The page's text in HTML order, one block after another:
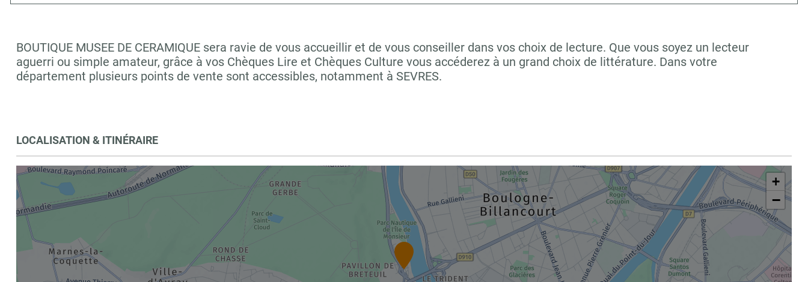
BOUTIQUE MUSEE DE CERAMIQUE sera ravie de vous accueillir et de vous conseiller dans vos choix de lecture. Que vous soyez un lecteur
aguerri ou simple amateur, grâce à vos Chèques Lire et Chèques Culture vous accéderez à un grand choix de littérature. Dans votre
département plusieurs points de vente sont accessibles, notamment à SEVRES.
LOCALISATION & ITINÉRAIRE
+
−